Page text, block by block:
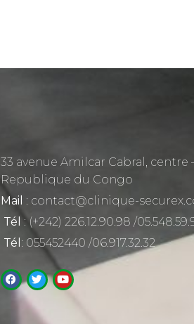
33 avenue Amilcar Cabral, centre
Republique du Congo
Mail : contact@clinique-
Tél : (+242) 226.12.90.98 /
Tél : 055452440 /06.917.32.32